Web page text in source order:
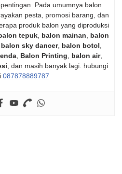
Pada umumnya balon
pesta, promosi barang, dan
produk balon yang diproduksi
tepuk, balon mainan
balon
balon sky dancer, balon botol
Balon Printing balon air,
, dan masih banyak lagi. hubungi
087878889787